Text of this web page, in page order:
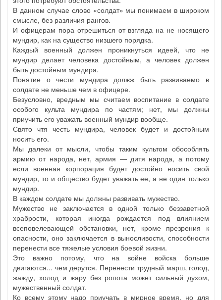
В данном случае слово «солдат» мы понимаем в широком
смысле, без различия рангов.
И офицерам пора отрешиться от взгляда на не носящего
мундир, как на существо низшего порядка.
Каждый военный должен проникнуться идеей, что не
мундир делает человека достойным, а человек должен
быть достойным мундира.
Понятие о чести мундира должж быть развиваемо в
солдате не меньше чем в офицере.
Безусловно, вредным мы считаем воспитание в солдате
особого культа мундира по частям; нет, мы должны
приучить его уважать военный мундир вообще.
Свято чтя честь мундира, человек будет и достойным
носить его.
Мы далеки от мысли, чтобы таким культом обособлять
армию от народа, нет, армия — дитя народа, а потому
если военная корпорация будет достойно носить свой
мундир, то и общество будет уважать ее, а не один только
мундир.
В каждом солдате мы должны развивать мужество.
Мужество не заключается в одной только беззаветной
храбрости, которая иногда рождается под влиянием
всеповелевающей обстановки, нет, кроме презрения к
опасности, оно заключается в выносливости, способности
перенести все тяжелые условия боевой жизни.
Это важно потому, что на войне войска больше
двигаются... чем дерутся. Перенести трудный марш, голод,
жажду, холод и жару без ропота может сильный духом,
мужественный солдат.
Ко всему этому надо приучать в мирное время, но для